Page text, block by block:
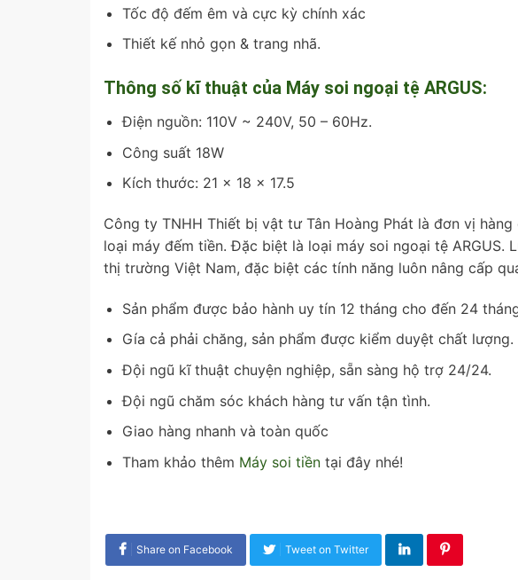
Tốc độ đếm êm và cực kỳ chính xác
Thiết kế nhỏ gọn & trang nhã.
Thông số kĩ thuật của Máy soi ngoại tệ ARGUS:
Điện nguồn: 110V ~ 240V, 50 – 60Hz.
Công suất 18W
Kích thước: 21 x 18 x 17.5
Công ty TNHH Thiết bị vật tư Tân Hoàng Phát là đơn vị
loại máy đếm tiền. Đặc biệt là loại máy soi ngoại tệ ARGUS.
thị trường Việt Nam, đặc biệt các tính năng luôn nâng cấp
Sản phẩm được bảo hành uy tín 12 tháng cho đến 24
Gía cả phải chăng, sản phẩm được kiểm duyệt chất lượng.
Đội ngũ kĩ thuật chuyện nghiệp, sẵn sàng hộ trợ 24/24.
Đội ngũ chăm sóc khách hàng tư vấn tận tình.
Giao hàng nhanh và toàn quốc
Tham khảo thêm Máy soi tiềntại đây nhé!
Share on Facebook Tweet on Twitter